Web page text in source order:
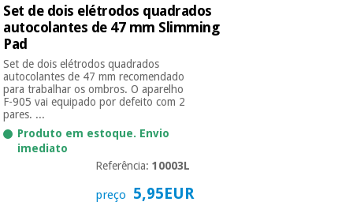
Ortopedia
Instrumental
cirúrgico
(liquidação)
Set de dois elétrodos quadrados
autocolantes de 47 mm Slimming
Pad
Set de dois elétrodos quadrados
autocolantes de 47 mm recomendado
para trabalhar os ombros. O aparelho
F-905 vai equipado por defeito com 2
pares. ...
Produto em estoque. Envio
imediato
Referência:10003L
preço 5,95EUR